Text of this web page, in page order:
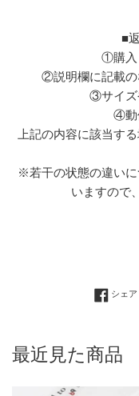
■
①購入
②説明欄に記載の
③サイズ
④動
上記の内容に該当す
※若干の状態の違い
いますので
シェア
最近見た商品